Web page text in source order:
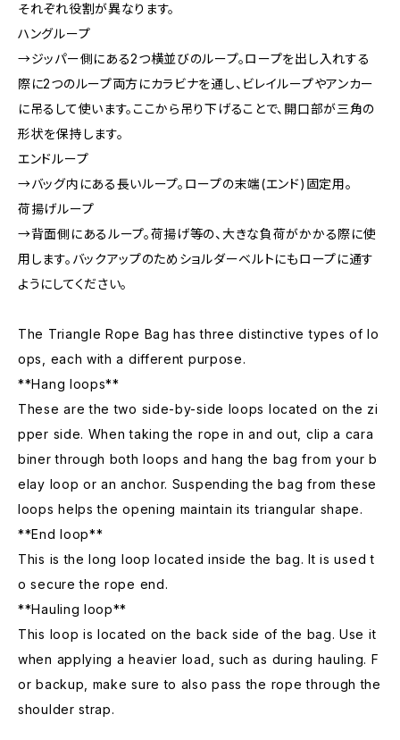
それぞれ役割が異なります。
ハングループ
→ジッパー側にある2つ横並びのループ。ロープを出し入れする
際に2つのループ両方にカラビナを通し、ビレイループやアンカー
に吊るして使います。ここから吊り下げることで、開口部が三角の
形状を保持します。
エンドループ
→バッグ内にある長いループ。ロープの末端(エンド)固定用。
荷揚げループ
→背面側にあるループ。荷揚げ等の、大きな負荷がかかる際に使
用します。バックアップのためショルダーベルトにもロープに通す
ようにしてください。
The Triangle Rope Bag has three distinctive types of lo
ops, each with a different purpose.
**Hang loops**
These are the two side-by-side loops located on the zi
pper side. When taking the rope in and out, clip a cara
biner through both loops and hang the bag from your b
elay loop or an anchor. Suspending the bag from these
loops helps the opening maintain its triangular shape.
**End loop**
This is the long loop located inside the bag. It is used t
o secure the rope end.
**Hauling loop**
This loop is located on the back side of the bag. Use it
when applying a heavier load, such as during hauling. F
or backup, make sure to also pass the rope through the
shoulder strap.